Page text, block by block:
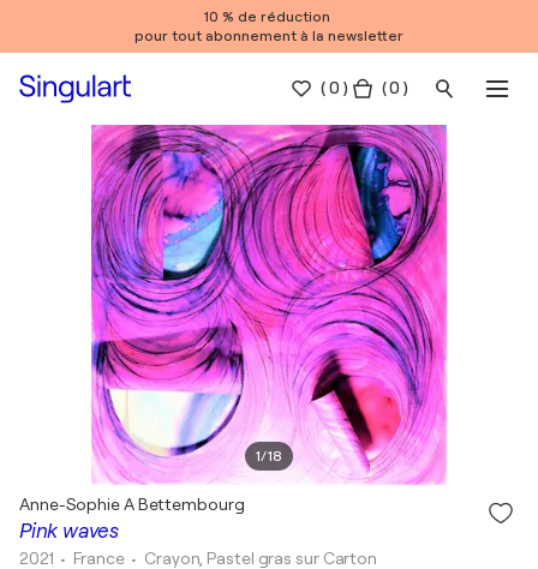
10 % de réduction
pour tout abonnement à la newsletter
(0 ) ( 0 )
1/18
Pink waves
Anne-Sophie A Bettembourg
2021 • France • Crayon, Pastel gras sur Carton